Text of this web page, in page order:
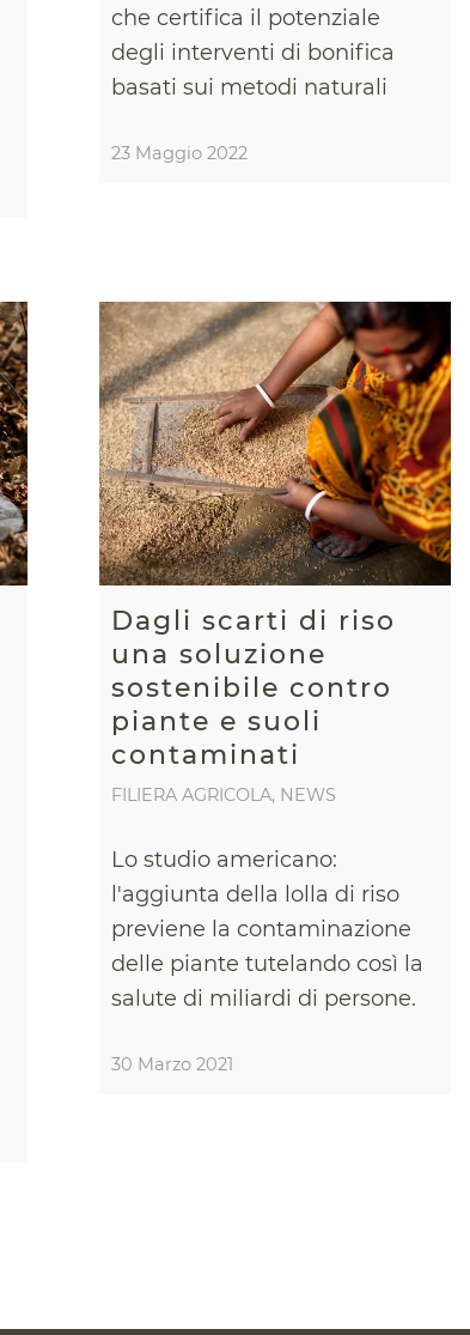
che certifica il potenziale
degli interventi di bonifica
basati sui metodi naturali
23 Maggio 2022
Dagli scarti di riso
una soluzione
sostenibile contro
piante e suoli
contaminati
FILIERA AGRICOLA, NEWS
Lo studio americano:
l'aggiunta della lolla di riso
previene la contaminazione
delle piante tutelando così la
salute di miliardi di persone.
30 Marzo 2021